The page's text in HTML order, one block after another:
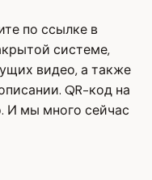
по ссылке в
системе,
видео, а также
QR-код на
И мы много сейчас